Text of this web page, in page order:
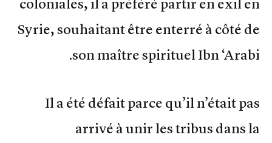
coloniales, il a préféré partir en exil en
Syrie, souhaitant être enterré à côté de
son maître spirituel Ibn ‘Arabi.
Il a été défait parce qu’il n’était pas
arrivé à unir les tribus dans la